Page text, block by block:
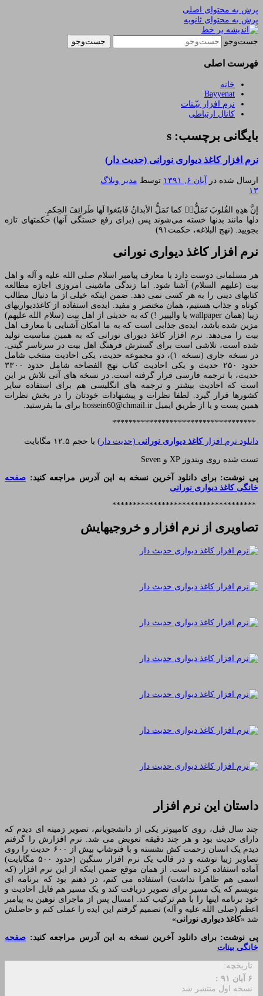
پرش به محتوای اصلی
پرش به محتوای ثانویه
اندیشه بر خط
یادداشتهای یک معلم در باب زندگی، اخلاق، اخبار،
علم و سیاست
جست‌وجو
فهرست اصلی
خانه
Bayyenat
نرم افزار بیّـنات
کانال ارتباطی
بایگانی برچسب: s
نرم افزار کاغذ دیواری نورانی (حدیث دار)
ارسال شده در آبان ۶, ۱۳۹۱ توسط مدیر وبلاگ
۱۳
إن‎‏َّ هذِِهِ القُلوبَ تَمَلُّ‏‏‎ُّ کما تَمَلُّ الأبدانُ فَابتَغوا لَها طَرائِفَ الحِکمِ.
دلها مانند بدنها خسته می‌شوند پس (برای رفع خستگی آنها) حکمتهای تازه
بجویید. (نهج البلاغه، حکمت۹۱)
نرم افزارکاغذ دیواری نورانی
هر مسلمانی دوست دارد با معارف پیامبر اسلام صلی الله علیه و آله و اهل
بیت (علیهم السلام) آشنا شود. اما زندگی ماشینی امروزی اجازه مطالعه
کتابهای دینی را به هر کسی نمی دهد. ضمن اینکه خیلی از ما دنبال مطالب
کوتاه و جذاب هستیم، همان مختصر و مفید. ایده‌ی استفاده از کاغذدیواریهای
زیبا (همان wallpaper یا والپیپر !) که به حدیثی از اهل بیت (سلام الله علیهم)
مزین شده باشد، ایده‌ی جذابی است که به ما امکان آشنایی با معارف اهل
بیت را می‌دهد. نرم افزار کاغذ دیورای نورانی که به همین مناسبت تولید
شده است، تلاشی است برای گسترش فرهنگ اهل بیت در سرتاسر گیتی.
در نسخه جاری (نسخه ۱)، دو مجموعه حدیث، یکی احادیث منتخب شامل
حدود ۲۵۰ حدیث و یکی احادیث کتاب نهج الفصاحه شامل حدود ۳۳۰۰
حدیث، با ترجمه فارسی قرار گرفته است. در نسخه های آتی تلاش بر این
است که احادیث بیشتر و ترجمه های انگلیسی هم برای استفاده سایر
کشورها قرار گیرد. لطفا نظرات و پیشنهادات خودتان را در بخش نظرات
همین پست و یا از طریق ایمیل hossein60@chmail.ir برای ما بفرستید.
***********************************
دانلود نرم افزارکاغذ دیواری نورانی (حدیث دار) با حجم ۱۲.۵ مگابایت
تست شده روی ویندوز XP و Seven
پی نوشت: برای دانلود آخرین نسخه به این آدرس مراجعه کنید: صفحه
خانگی کاغذ دیواری نورانی
***********************************
تصاویری از نرم افزار و خروجیهایش
داستان این نرم افزار
چند سال قبل، روی کامپیوتر یکی از دانشجویانم، تصویر زمینه ای دیدم که
دارای حدیث بود و هر چند دقیقه تعویض می شد. نرم افزارش را گرفتم
دیدم یک انسان زحمت کش نشسته و با فتوشاپ بیش از ۶۰۰ حدیث را روی
تصاویر زیبا نوشته و در قالب یک نرم افزار سنگین (حدود ۵۰۰ مگابایت)
آماده استفاده کرده است. از همان موقع ضمن اینکه از این نرم افزار (که
اسمی هم ظاهرا نداشت) استفاده می کنم، در ذهنم بود که برنامه ای
بنویسم که یک مسیر برای تصویر دریافت کند و یک مسیر هم فایل احادیث و
خود برنامه اینها را با هم ترکیب کند. امسال پس از ماجرای توهین به پیامبر
اعظم (صلی الله علیه و آله) تصمیم گرفتم این ایده را عملی کنم و حاصلش
شد «کاغذ دیواری نورانی»
پی نوشت: برای دانلود آخرین نسخه به این آدرس مراجعه کنید: صفحه
خانگی بینات
تاریخچه:
۶ آبان ۹۱ :
نسخه اول منتشر شد